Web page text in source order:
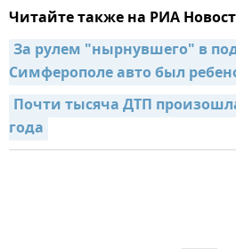
Читайте также на РИА
За рулем "нырнувшего" в
Симферополе авто был
Почти тысяча ДТП
года